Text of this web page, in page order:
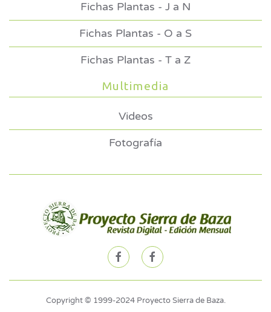
Fichas Plantas - J a N
Fichas Plantas - O a S
Fichas Plantas - T a Z
Multimedia
Videos
Fotografía
Copyright © 1999-2024 Proyecto Sierra de Baza.